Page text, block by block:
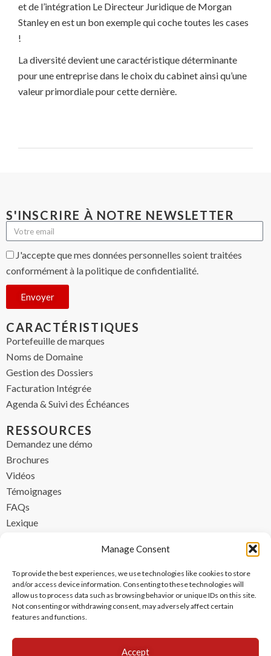
Manage Consent
To provide the best experiences, we use technologies like cookies to store
and/or access device information. Consenting to these technologies will
allow us to process data such as browsing behavior or unique IDs on this site.
Not consenting or withdrawing consent, may adversely affect certain
features and functions.
Accept
et de l’intégration Le Directeur Juridique de Morgan
Stanley en est un bon exemple qui coche toutes les cases
!
La diversité devient une caractéristique déterminante
pour une entreprise dans le choix du cabinet ainsi qu’une
valeur primordiale pour cette dernière.
CARACTÉRISTIQUES
Portefeuille de marques
Noms de Domaine
Gestion des Dossiers
Facturation Intégrée
Agenda & Suivi des Échéances
S'INSCRIRE À NOTRE NEWSLETTER
J'accepte que mes données personnelles soient traitées
conformément à la politique de confidentialité.
Envoyer
RESSOURCES
Demandez une démo
Brochures
Vidéos
Témoignages
FAQs
Lexique
FR +33 (0) 1 84 17 45 32
UK +44 (0) 203 445 0535